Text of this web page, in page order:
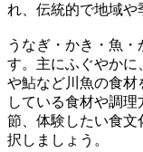
れ、伝統的で地域や
うなぎ・かき・魚
す。主にふぐやかに
や鮎など川魚の食材
している食材や調
節、体験したい食文
択しましょう。